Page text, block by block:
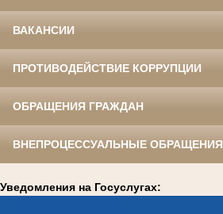
ВАКАНСИИ
ПРОТИВОДЕЙСТВИЕ КОРРУПЦИИ
ОБРАЩЕНИЯ ГРАЖДАН
ВНЕПРОЦЕССУАЛЬНЫЕ ОБРАЩЕНИЯ
Уведомления на Госуслугах: